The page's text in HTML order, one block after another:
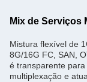
Mix de Serviços
Mistura flexível de
8G/16G FC, SAN,
é transparente
multiplexação e